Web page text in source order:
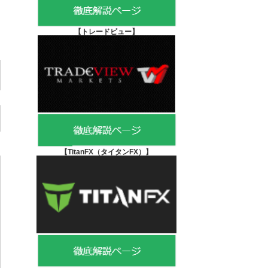
【 トレードビュー】
【TitanFX（タイタンFX） 】